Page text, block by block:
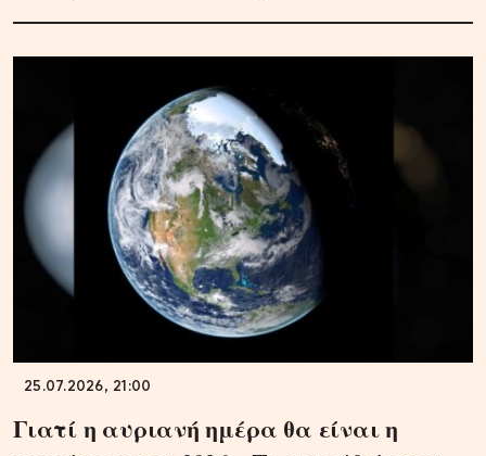
25.07.2026, 21:00
Γιατί η αυριανή ημέρα θα είναι η